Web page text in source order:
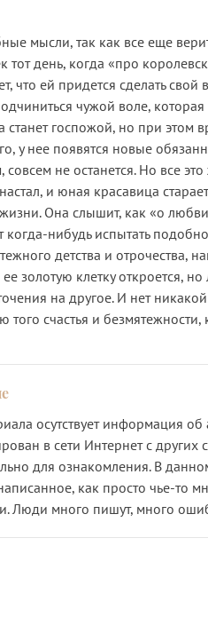
мысли, так как все еще
день, когда «про
что ей придется сделать свой
чужой воле,
госпожой, но при этом
у нее появятся новые
не останется. Но все
и юная красавица
Она слышит, как «о
нибудь испытать
детства и отрочества,
золотую клетку откроется,
на другое. И нет
того счастья и
осутствует информация
в сети Интернет с других
для ознакомления. В данном
как просто чье-то
Люди много пишут, много